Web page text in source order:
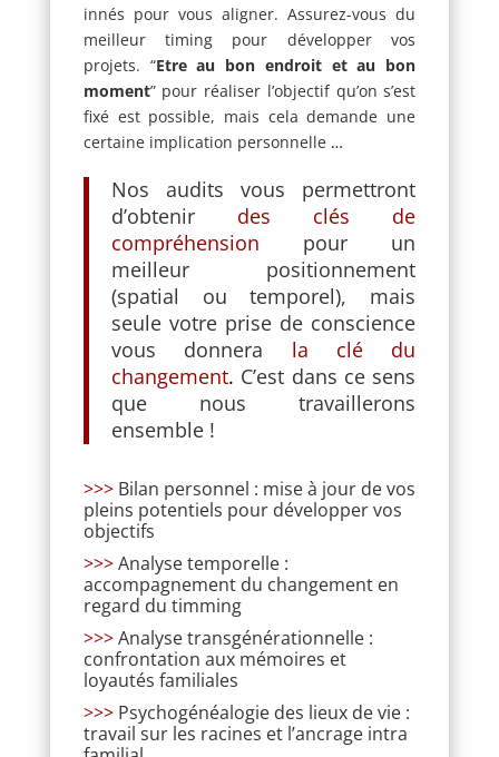
innés pour vous aligner. Assurez-vous du
meilleur timing pour développer vos
projets. “Etre au bon endroit et au bon
moment” pour réaliser l’objectif qu’on s’est
fixé est possible, mais cela demande une
certaine implication personnelle…
Nos audits vous permettront
d’obtenir
des clés de
compréhension
pour un
meilleur positionnement
(spatial ou temporel), mais
seule votre prise de conscience
vous donnera
la clé du
changement. C’est dans ce sens
que nous travaillerons
ensemble !
>>> Bilan personnel : mise à jour de vos
pleins potentiels pour développer vos
objectifs
>>>Analyse temporelle :
accompagnement du changement en
regard du timming
>>>Analyse transgénérationnelle :
confrontation aux mémoires et
loyautés familiales
>>> Psychogénéalogie des lieux de vie :
travail sur les racines et l’ancrage intra